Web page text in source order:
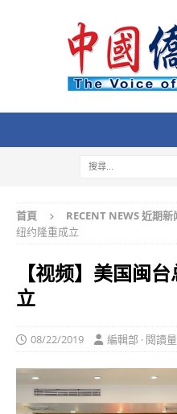
首頁 RECENT NEWS 近期新
纽约隆重成立
【视频】美国闽
立
08/22/2019 編輯部 · 閱讀